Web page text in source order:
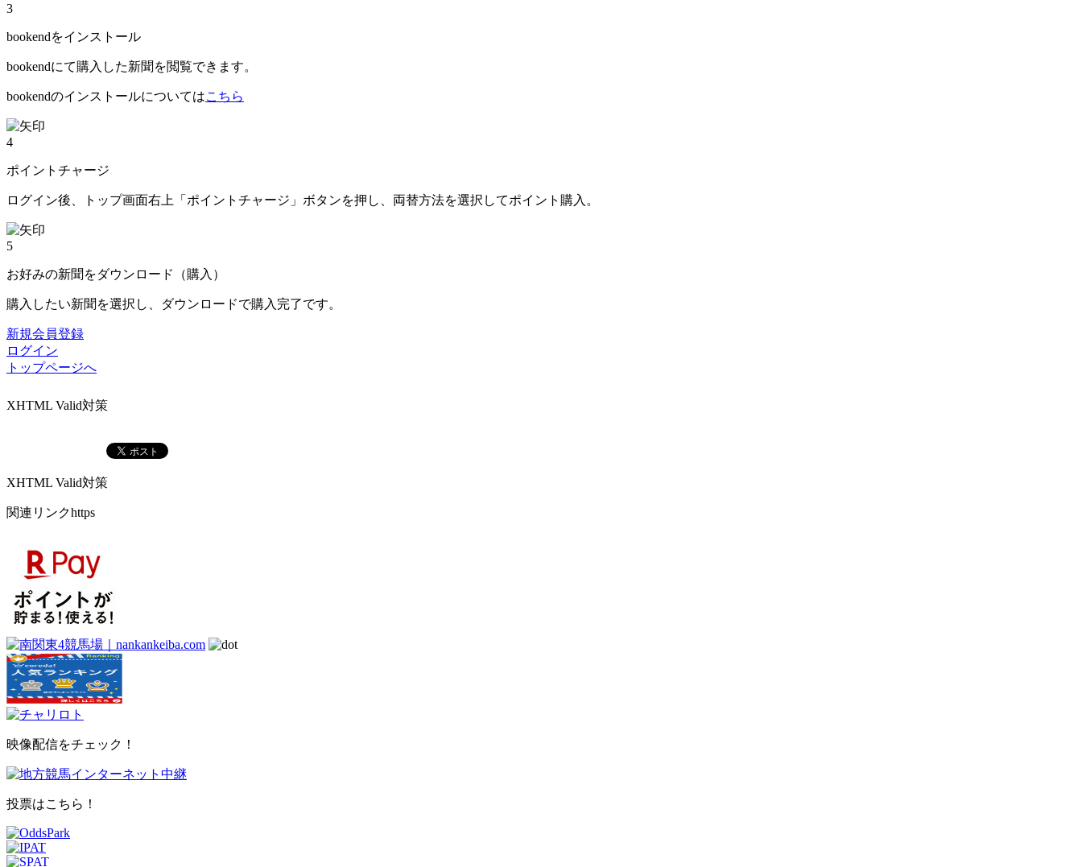
3
bookendをインストール
bookendにて購入した新聞を閲覧できます。
bookendのインストールについてはこちら
4
ポイントチャージ
ログイン後、トップ画面右上「ポイントチャージ」ボタンを押し、両替方法を選択してポイント購入。
5
お好みの新聞をダウンロード（購入）
購入したい新聞を選択し、ダウンロードで購入完了です。
新規会員登録
ログイン
トップページへ
XHTML Valid対策
XHTML Valid対策
関連リンクhttps
映像配信をチェック！
投票はこちら！